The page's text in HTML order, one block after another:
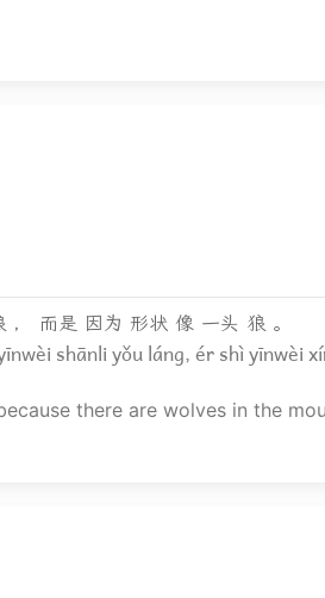
而是 因为 形状 像 一头 狼 。
shānli yǒu láng, ér shì yīnwèi
there are wolves in the